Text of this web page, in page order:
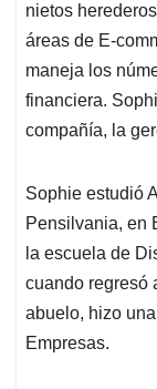
nietos
áreas de E-
maneja los
financiera.
compañía, la
Sophie estudió
Pensilvania, en
la escuela de
cuando regresó
abuelo, hizo
Empresas.